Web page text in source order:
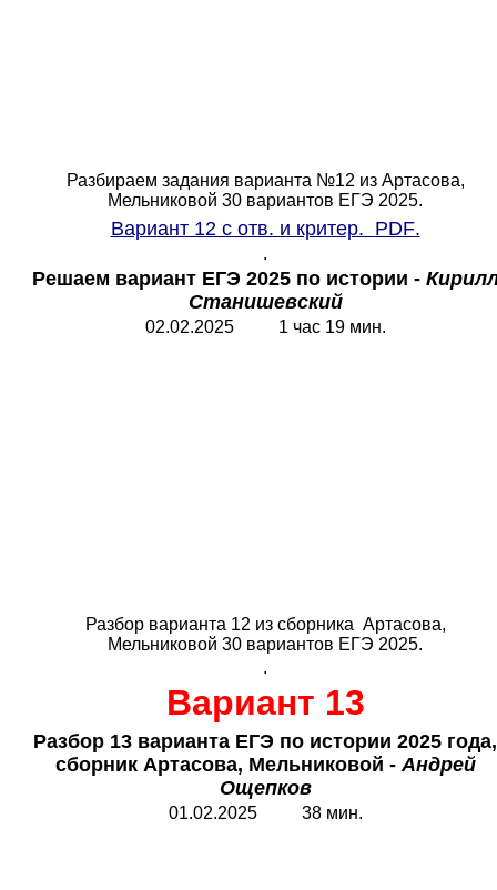
Разбираем задания варианта №12 из Артасова,
Мельниковой 30 вариантов ЕГЭ 2025.
Вариант 12 с отв. и критер. PDF.
.
Решаем вариант ЕГЭ 2025 по истории -
Станишевский
02.02.2025 1 час 19 мин.
Разбор варианта 12 из сборника Артасова,
Мельниковой 30 вариантов ЕГЭ 2025.
.
Вариант 13
Разбор 13 варианта ЕГЭ по истории 2025 года,
сборник Артасова, Мельниковой -Андрей
Ощепков
01.02.2025 38 мин.